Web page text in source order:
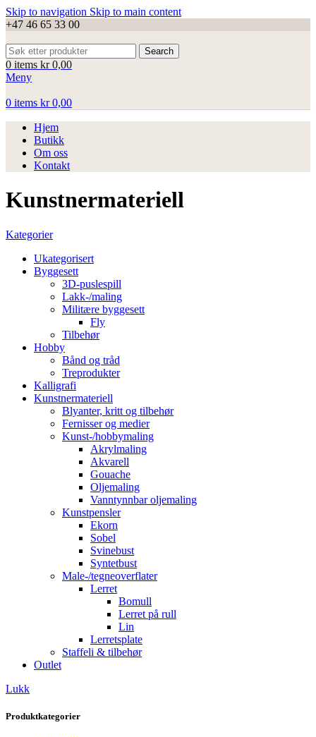
Skip to navigation Skip to main content
+47 46 65 33 00
Search
0 items kr0,00
Meny
0 items kr0,00
Hjem
Butikk
Om oss
Kontakt
Kunstnermateriell
Kategorier
Ukategorisert
Byggesett
3D-puslespill
Lakk-/maling
Militære byggesett
Fly
Tilbehør
Hobby
Bånd og tråd
Treprodukter
Kalligrafi
Kunstnermateriell
Blyanter, kritt og tilbehør
Fernisser og medier
Kunst-/hobbymaling
Akrylmaling
Akvarell
Gouache
Oljemaling
Vanntynnbar oljemaling
Kunstpensler
Ekorn
Sobel
Svinebust
Syntetbust
Male-/tegneoverflater
Lerret
Bomull
Lerret på rull
Lin
Lerretsplate
Staffeli & tilbehør
Outlet
Lukk
Produktkategorier